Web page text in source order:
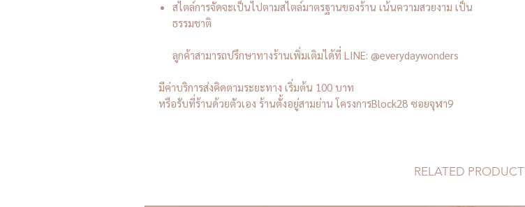
สไตล์การจัดจะเป็นไปตามสไตล์มาตรฐานของร้าน เน้นความสวยงาม เป็น
ธรรมชาติ
ลูกค้าสามารถปรึกษาทางร้านเพิ่มเติมได้ที่ LINE: @everydaywonders
มีค่าบริการส่งคิดตามระยะทาง เริ่มต้น 100 บาท
หรือรับที่ร้านด้วยตัวเอง ร้านตั้งอยู่สามย่าน โครงการBlock28 ซอยจุฬา9
RELATED PRODUCT